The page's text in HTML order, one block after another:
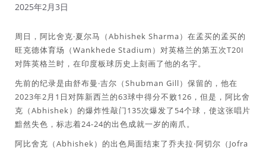
2025年2月3日
周日，阿比舍克·夏尔马（Abhishek Sharma）在孟买的孟买的
旺克德体育场（Wankhede Stadium）对英格兰的第五次T20I
对阵英格兰时，在印度板球历史上刻画了他的名字。
先前的纪录是由舒布曼·吉尔（Shubman Gill）保留的，他在
2023年2月1日对阵新西兰的63球中得分不败126，但是，阿比舍
克（Abhishek）的爆炸性敲门135次爆发了54个球，使这张唱片
黯然失色，标志着24-24的出色成就一岁的南爪。
阿比舍克（Abhishek）的出色局面结束了乔夫拉·阿切尔（Jofra